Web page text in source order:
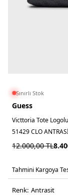
Sınırlı Stok
Guess
Victtoria Tote
51429 CLO
12.000,00TL
Tahmini Kargoya
Renk: antrasi̇t